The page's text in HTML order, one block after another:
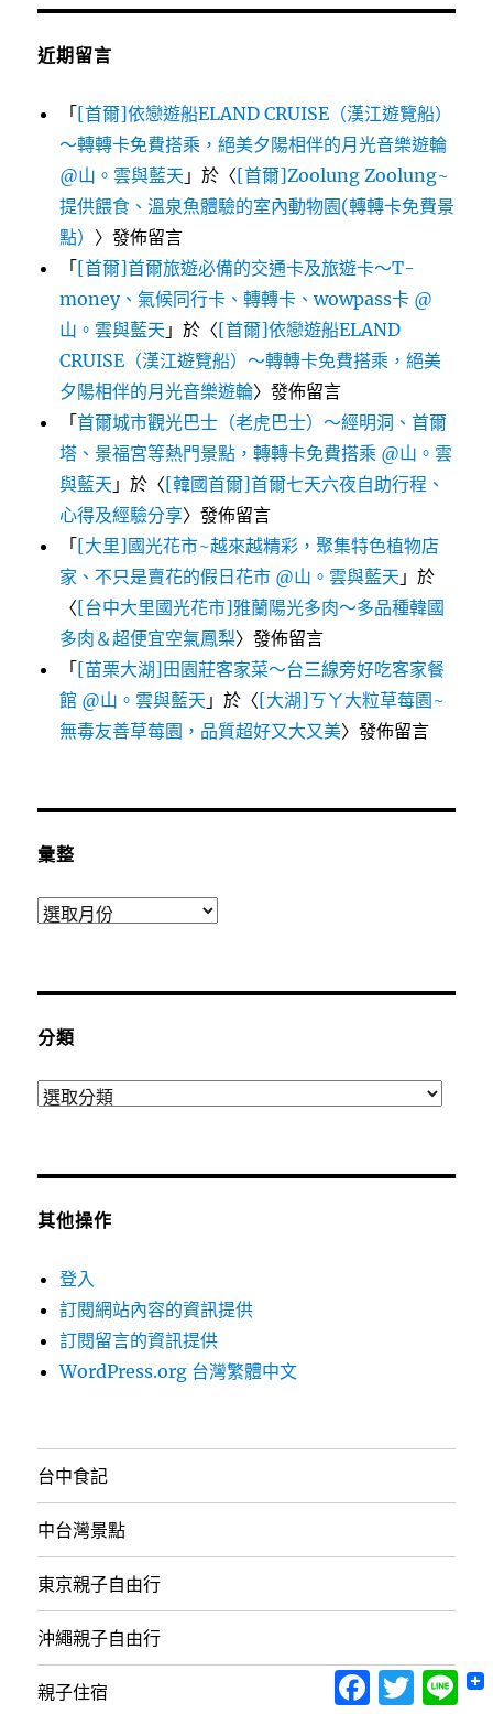
近期留言
「[首爾]依戀遊船ELAND CRUISE（漢江遊覽船）
～轉轉卡免費搭乘，絕美夕陽相伴的月光音樂遊輪
@山。雲與藍天 」於〈[首爾]Zoolung Zoolung~
提供餵食、溫泉魚體驗的室內動物園(轉轉卡免費景
點） 〉發佈留言
「[首爾]首爾旅遊必備的交通卡及旅遊卡～T-
money、氣候同行卡、轉轉卡、wowpass卡 @
山。雲與藍天 」於〈[首爾]依戀遊船ELAND
CRUISE（漢江遊覽船）～轉轉卡免費搭乘，絕美
夕陽相伴的月光音樂遊輪〉發佈留言
「首爾城市觀光巴士（老虎巴士）～經明洞、首爾
塔、景福宮等熱門景點，轉轉卡免費搭乘 @山。雲
與藍天 」於〈[韓國首爾]首爾七天六夜自助行程、
心得及經驗分享〉發佈留言
「[大里]國光花市~越來越精彩，聚集特色植物店
家、不只是賣花的假日花市 @山。雲與藍天 」於
〈[台中大里國光花市]雅蘭陽光多肉～多品種韓國
多肉＆超便宜空氣鳳梨〉發佈留言
「[苗栗大湖]田園莊客家菜～台三線旁好吃客家餐
館 @山。雲與藍天 」於〈[大湖]ㄎㄚ大粒草莓園~
無毒友善草莓園，品質超好又大又美〉發佈留言
彙整
彙
分類
分
其他操作
登入
訂閱網站內容的資訊提供
訂閱留言的資訊提供
WordPress.org 台灣繁體中文
台中食記
中台灣景點
東京親子自由行
沖繩親子自由行
親子住宿
Facebook
Twitter